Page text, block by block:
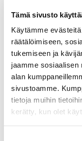
Tämä sivusto
Käytämme
räätälöimiseen,
tukemiseen ja
jaamme sosiaalisen
alan
sivustoamme.
tietoja muihin
kerätty, kun olet
naisia.
työntekijöitä 55.
työnantajalle oli
prosenttia
työnantajana